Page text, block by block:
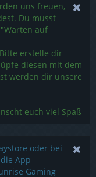
uns freuen,
Du musst
auf
erstelle dir
diesen mit dem
werden dir unsere
euch viel Spaß
oder bei
App
Gaming